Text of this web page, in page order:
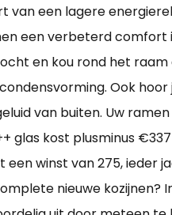
van een lagere
een verbeterd comfort
en kou rond het raam
Ook hoor
van buiten. Uw
glas kost plusminus
een winst van 275, ieder
nieuwe kozijnen?